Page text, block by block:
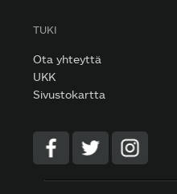
TUKI
Ota yhteyttä
UKK
Sivustokartta